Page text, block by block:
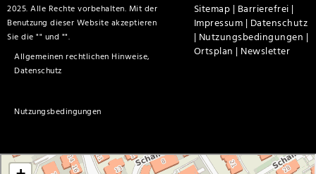
2025. Alle Rechte vorbehalten. Mit der
Benutzung dieser Website akzeptieren
Sie die "
Allgemeinen rechtlichen Hinweise,
Datenschutz
" und "
Nutzungsbedingungen
".
Sitemap | Barrierefrei |
Impressum | Datenschutz
| Nutzungsbedingungen |
Ortsplan | Newsletter